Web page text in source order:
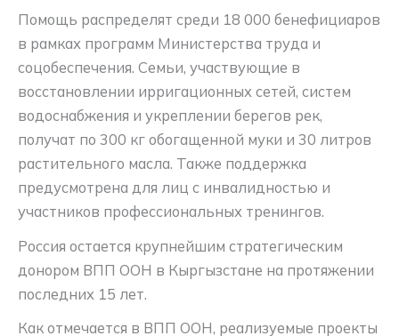
Помощь распределят среди 18 000 бенефициаров
в рамках программ Министерства труда и
соцобеспечения. Семьи, участвующие в
восстановлении ирригационных сетей, систем
водоснабжения и укреплении берегов рек,
получат по 300 кг обогащенной муки и 30 литров
растительного масла. Также поддержка
предусмотрена для лиц с инвалидностью и
участников профессиональных тренингов.
Россия остается крупнейшим стратегическим
донором ВПП ООН в Кыргызстане на протяжении
последних 15 лет.
Как отмечается в ВПП ООН, реализуемые проекты